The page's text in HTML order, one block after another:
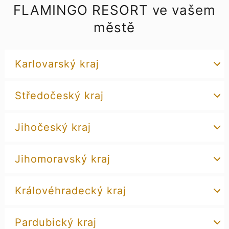
FLAMINGO RESORT ve vašem
městě
Karlovarský kraj
Středočeský kraj
Jihočeský kraj
Jihomoravský kraj
Královéhradecký kraj
Pardubický kraj